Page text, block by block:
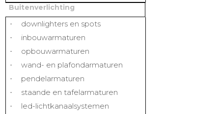
Buitenverlichting
· downlighters en spots
· inbouwarmaturen
· opbouwarmaturen
· wand- en plafondarmaturen
· pendelarmaturen
· staande en tafelarmaturen
· led-lichtkanaalsystemen